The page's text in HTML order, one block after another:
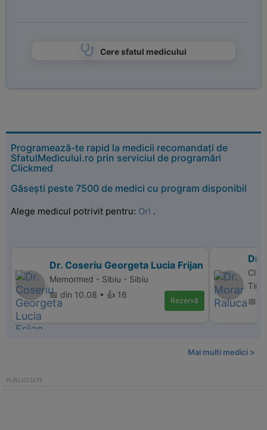
Cere sfatul medicului
Programează-te rapid la medicii recomandați de
SfatulMedicului.ro prin serviciul de programări
Clickmed
Găsești peste 7500 de medici cu program disponibil
Alege medicul potrivit pentru: Orl .
Dr. Coseriu Georgeta Lucia Frijan
Memormed - Sibiu - Sibiu
📅 din 10.08 • 👍 16
Rezervă
Dr.
📅
Mai multi medici >